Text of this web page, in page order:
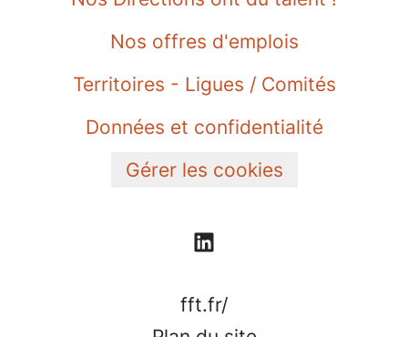
Nos offres d'emplois
Territoires - Ligues / Comités
Données et confidentialité
Gérer les cookies
fft.fr/